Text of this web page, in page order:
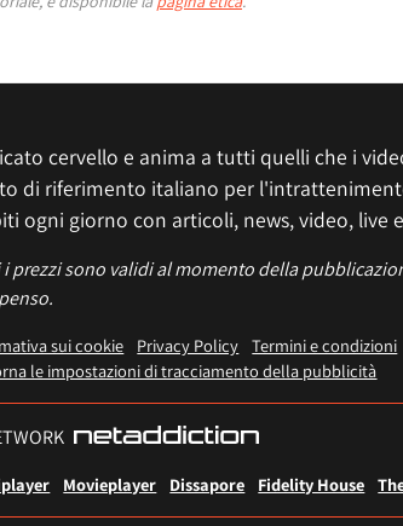
cervello e anima a tutti quelli che i
di riferimento italiano per
ogni giorno con articoli, news, video, live
i prezzi sono validi al momento della
sui cookie Privacy Policy Termini e condizioni
le impostazioni di tracciamento della pubblicità
Movieplayer Dissapore Fidelity House